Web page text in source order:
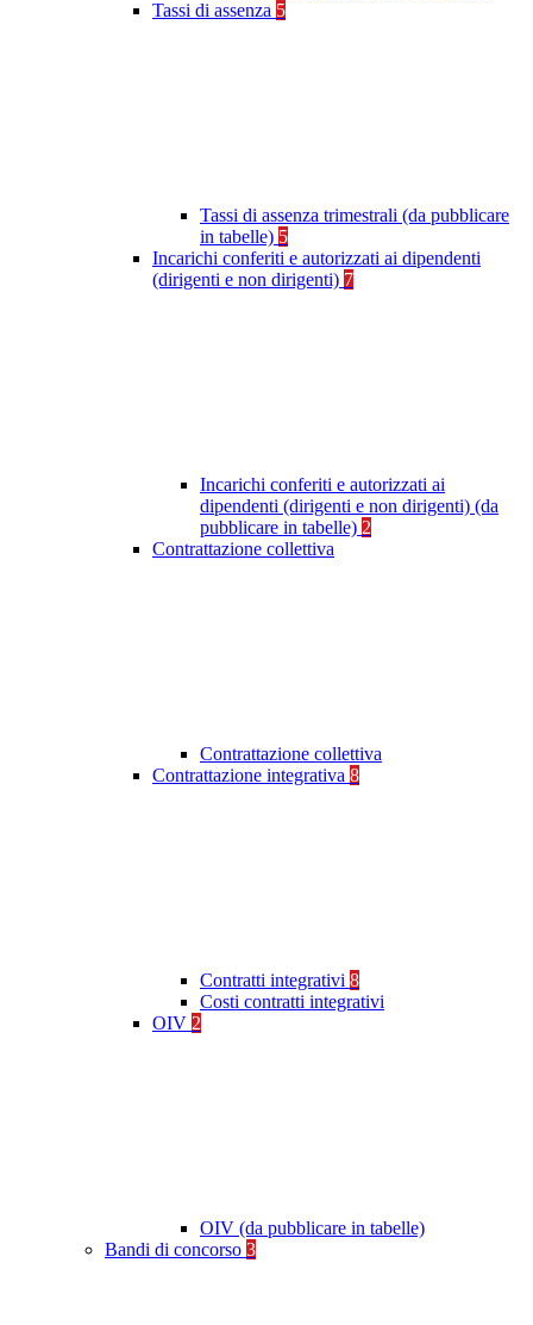
Tassi di assenza 5
Tassi di assenza trimestrali (da pubblicare
in tabelle) 5
Incarichi conferiti e autorizzati ai dipendenti
(dirigenti e non dirigenti) 7
Incarichi conferiti e autorizzati ai
dipendenti (dirigenti e non dirigenti) (da
pubblicare in tabelle) 2
Contrattazione collettiva
Contrattazione collettiva
Contrattazione integrativa 8
Contratti integrativi 8
Costi contratti integrativi
OIV 2
OIV (da pubblicare in tabelle)
Bandi di concorso 3